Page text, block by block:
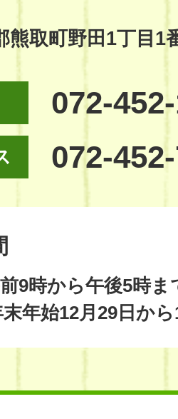
熊取町野田1丁目1
072-
072-
9時から午後5時ま
年始12月29日か